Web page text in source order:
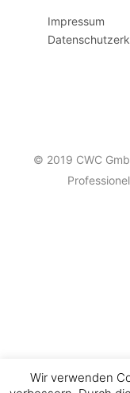
Impressum
© 2019 CWC
Wir verwenden